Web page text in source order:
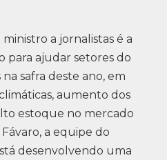
a jornalistas é a
para ajudar setores do
safra deste ano, em
aumento dos
estoque no mercado
a equipe do
desenvolvendo uma